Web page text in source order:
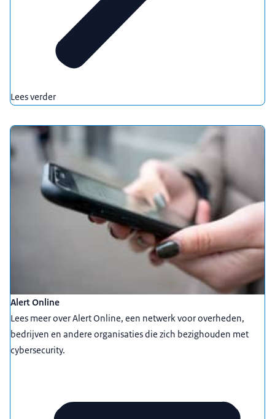
Lees verder
Alert Online
Lees meer over Alert Online, een netwerk voor overheden,
bedrijven en andere organisaties die zich bezighouden met
cybersecurity.